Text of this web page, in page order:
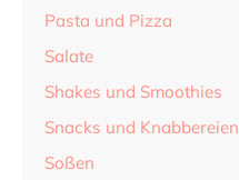
Pasta und Pizza
Salate
Shakes und Smoothies
Snacks und Knabbereien
Soßen